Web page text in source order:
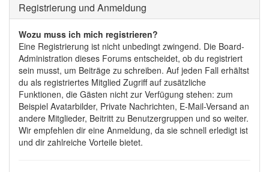
Registrierung und Anmeldung
Wozu muss ich mich registrieren?
Eine Registrierung ist nicht unbedingt zwingend. Die Board-
Administration dieses Forums entscheidet, ob du registriert
sein musst, um Beiträge zu schreiben. Auf jeden Fall erhältst
du als registriertes Mitglied Zugriff auf zusätzliche
Funktionen, die Gästen nicht zur Verfügung stehen: zum
Beispiel Avatarbilder, Private Nachrichten, E-Mail-Versand an
andere Mitglieder, Beitritt zu Benutzergruppen und so weiter.
Wir empfehlen dir eine Anmeldung, da sie schnell erledigt ist
und dir zahlreiche Vorteile bietet.